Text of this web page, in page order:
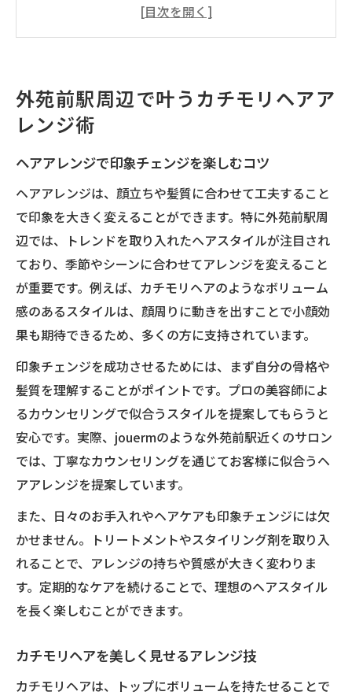
外苑前駅で人気のヘアアレンジとは何か
トレンド感あるヘアアレンジで魅せる今旬カチ
モリヘア
トレンド感あるヘアアレンジの選び方
カチモリヘアを旬に見せるアレンジの秘密
最新ヘアアレンジで叶える垢抜けカチモリ
今旬カチモリヘアへ導くヘアアレンジ術
おしゃれ女子が注目するヘアアレンジ実例
カチモリヘアなら外苑前駅周辺のテクニックが
鍵
外苑前駅のヘアアレンジ技術が光る理由
カチモリヘア成功のためのサロン選び方
プロのヘアアレンジでカチモリ感を演出
カチモリヘアを引き立てる施術のポイント
ヘアアレンジが変わるスタイリストの提案
似合うヘアアレンジを選ぶためのポイント解説
顔型に合わせたヘアアレンジ選びの秘訣
似合うカチモリヘアの見つけ方を徹底解説
ヘアアレンジで個性を引き出す方法とは
髪質別ヘアアレンジの選び方と工夫ポイン
ト
自分に合うカチモリヘアアレンジの選定術
訣
エラ張り顔に似合うヘアアレンジの考え方
外苑前駅周辺で叶うカチモリヘアア
レンジ術
ヘアアレンジで印象チェンジを楽しむコツ
ヘアアレンジは、顔立ちや髪質に合わせて工夫すること
で印象を大きく変えることができます。特に外苑前駅周
辺では、トレンドを取り入れたヘアスタイルが注目され
ており、季節やシーンに合わせてアレンジを変えること
が重要です。例えば、カチモリヘアのようなボリューム
感のあるスタイルは、顔周りに動きを出すことで小顔効
果も期待できるため、多くの方に支持されています。
印象チェンジを成功させるためには、まず自分の骨格や
髪質を理解することがポイントです。プロの美容師によ
るカウンセリングで似合うスタイルを提案してもらうと
安心です。実際、jouermのような外苑前駅近くのサロン
では、丁寧なカウンセリングを通じてお客様に似合うヘ
アアレンジを提案しています。
また、日々のお手入れやヘアケアも印象チェンジには欠
かせません。トリートメントやスタイリング剤を取り入
れることで、アレンジの持ちや質感が大きく変わりま
す。定期的なケアを続けることで、理想のヘアスタイル
を長く楽しむことができます。
カチモリヘアを美しく見せるアレンジ技
カチモリヘアは、トップにボリュームを持たせることで